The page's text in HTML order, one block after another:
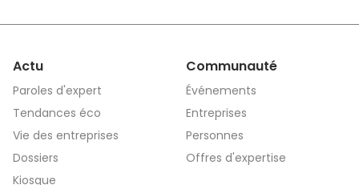
Actu
Paroles d'expert
Tendances éco
Vie des entreprises
Dossiers
Kiosque
Communauté
Événements
Entreprises
Personnes
Offres d'expertise